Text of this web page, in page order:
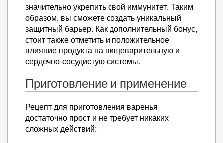
значительно укрепить свой иммунитет. Таким
образом, вы сможете создать уникальный
защитный барьер. Как дополнительный бонус,
стоит также отметить и положительное
влияние продукта на пищеварительную и
сердечно-сосудистую системы.
Приготовление и применение
Рецепт для приготовления варенья
достаточно прост и не требует никаких
сложных действий: